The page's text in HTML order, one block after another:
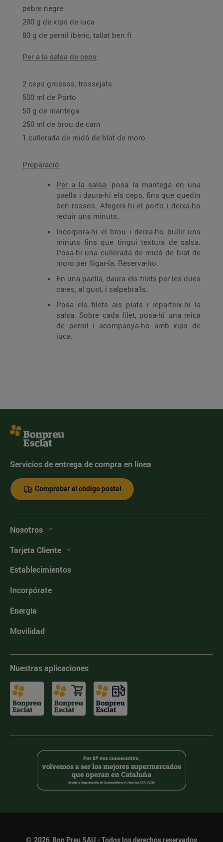
pebre negre
200 g de xips de iuca
80 g de pernil ibèric, tallat ben fi
Per a la salsa de ceps:
2 ceps grossos, trossejats
500 ml de Porto
50 g de mantega
250 ml de brou de carn
1 cullerada de midó de blat de moro
Preparació:
Per a la salsa: posa la mantega en una
paella i daura-hi els ceps, fins que quedin
ben rossos. Afegeix-hi el porto i deixa-ho
reduir uns minuts.
Incorpora-hi el brou i deixa-ho bullir uns
minuts fins que tingui textura de salsa.
Posa-hi una cullerada de midó de blat de
moro per lligar-la. Reserva-ho.
En una paella, daura els filets per les dues
cares, al gust, i salpebra’ls.
Posa els filets als plats i reparteix-hi la
salsa. Sobre cada filet, posa-hi una mica
de pernil i acompanya-ho amb xips de
iuca.
Servicios de entrega de compra en línea
Comprobar el código postal
Nosotros
Tarjeta Cliente
Establecimientos
Incorpórate
Energía
Movilidad
Nuestras aplicaciones
© 2026 Bon Preu SAU - Todos los derechos reservados